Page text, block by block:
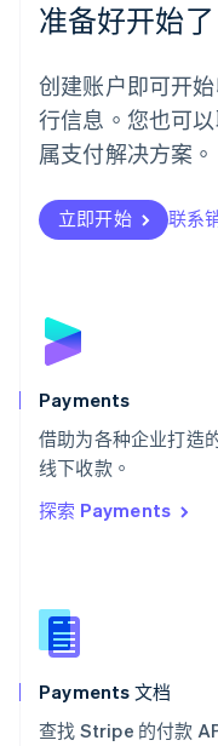
准备好开始了
创建账户即可开
行信息。您也可
属支付解决方案。
立即开始 联系
Payments
借助为各种企业打造
线下收款。
探索 Payments
Payments 文档
查找 Stripe 的付款
挪威
葡萄牙
Português English
日本
日本語English
瑞典
瑞士
DeutschFrançais
English
斯洛文尼亚
泰国
ไทยEnglish
希腊
English
西班牙
新西兰
English
匈牙利
English
ItalianoEnglish